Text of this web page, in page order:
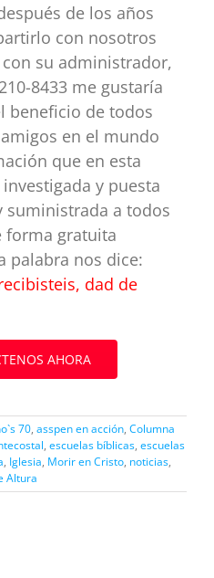
de los años
con nosotros
su administrador,
8433 me gustaría
beneficio de todos
en el mundo
que en esta
y puesta
suministrada a todos
forma gratuita
palabra nos dice:
dad de
AHORA
70, asspen en acción, Columna
, escuelas bíblicas, escuelas
, Iglesia, Morir en Cristo, noticias,
Altura